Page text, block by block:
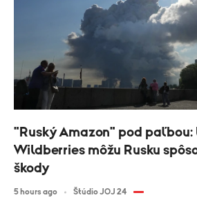
"Ruský Amazon" pod paľbou:
Wildberries môžu Rusku
škody
5 hours ago Štúdio JOJ 24